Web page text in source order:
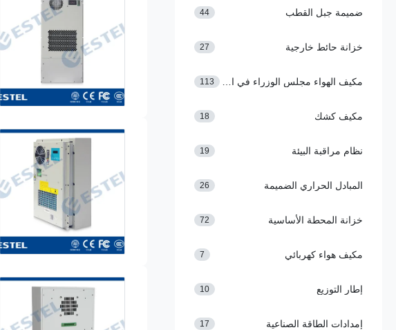
ضميمة جبل القطب 44
خزانة حائط خارجية 27
113
مكيف كشك 18
نظام مراقبة البيئة 19
المبادل الحراري الضميمة 26
خزانة المحطة الأساسية 72
مكيف هواء كهربائي 7
إطار التوزيع 10
إمدادات الطاقة الصناعية 17